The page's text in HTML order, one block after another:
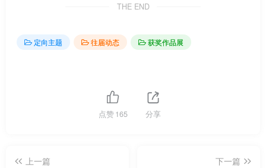
THE END
定向主题 往届动态 获奖作品展
点赞165 分享
上一篇
下一篇